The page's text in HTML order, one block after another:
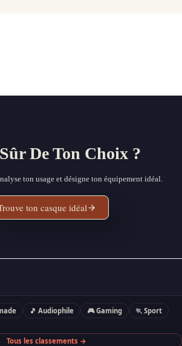
De Ton Choix ?
ton usage et désigne ton équipement idéal.
ton casque idéal
🎵 Audiophile 🎮 Gaming
🏃 Sport
Tous les classements →